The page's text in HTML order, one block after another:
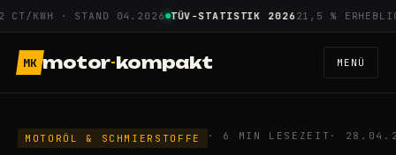
Zum
Inhalt
springen
· STAND 04.2026 TÜV-STATISTIK 202621,5 % ERHEBLICHE
MK motor-kompakt MENÜ
MOTORÖL & SCHMIERSTOFFE · 6 MIN LESEZEIT ·